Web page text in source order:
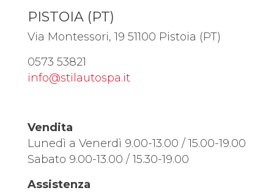
PISTOIA (PT)
Via Montessori, 19 51100 Pistoia (PT)
0573 53821
info@stilautospa.it
Vendita
Lunedì a Venerdì 9.00-13.00 / 15.00-19.00
Sabato 9.00-13.00 / 15.30-19.00
Assistenza